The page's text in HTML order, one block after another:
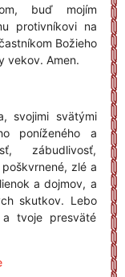
buď mojím
protivníkovi na
Božieho
vekov. Amen.
svojimi svätými
poníženého a
zábudlivosť,
zlé a
a dojmov, a
skutkov. Lebo
tvoje presväté